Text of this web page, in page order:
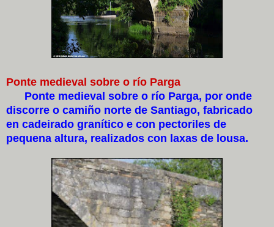
Ponte medieval sobre o río Parga
Ponte medieval sobre o río Parga, por onde
discorre o camiño norte de Santiago, fabricado
en cadeirado granítico e con pectoriles de
pequena altura, realizados con laxas de lousa.